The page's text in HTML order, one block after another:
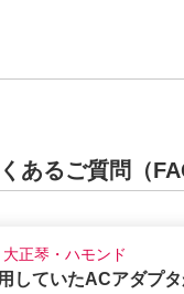
あるご質問（
正琴・ハモンド
していたACアダプ